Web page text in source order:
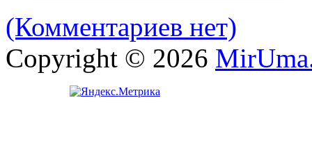
(Комментариев нет)
Copyright © 2026